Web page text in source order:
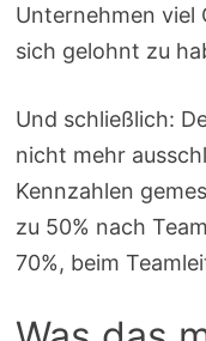
Unternehmen viel
sich gelohnt zu
Und schließlich:
nicht mehr
Kennzahlen
zu 50% nach
70%, beim